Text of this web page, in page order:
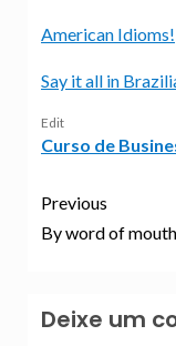
American Idioms!
Say it all in
Edit
Curso de
Previous
By word of mouth
Deixe um